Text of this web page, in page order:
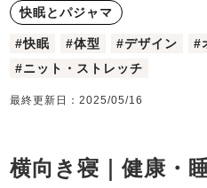
夏
サッカー/ちぢみ 楊
ニット/ス
体型別におすすめパジ
年齢別にお
生活
ズボン単品
SDGsの取り組み
快眠とパジャマ
#快眠 #体型 #デザイン #
#ニット・ストレッチ
最終更新日：2025/05/16
横向き寝｜健康・